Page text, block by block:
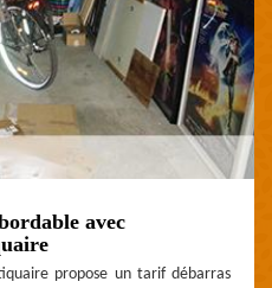
avec
propose un tarif débarras